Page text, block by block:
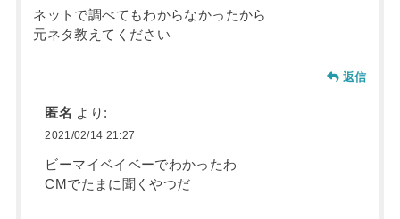
ネットで調べてもわからなかったから
元ネタ教えてください
返信
匿名 より:
2021/02/14 21:27
ビーマイベイベーでわかったわ
CMでたまに聞くやつだ